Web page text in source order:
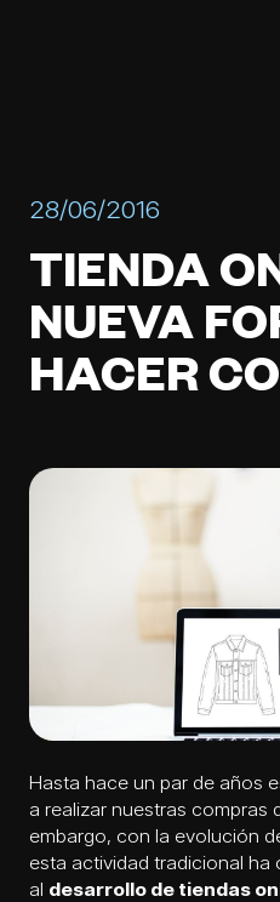
28/06/2016
TIENDA
NUEVA
HACER
Hasta hace un par de años
a realizar nuestras compras
embargo, con la evolución
esta actividad tradicional ha
al desarrollo de tiendas